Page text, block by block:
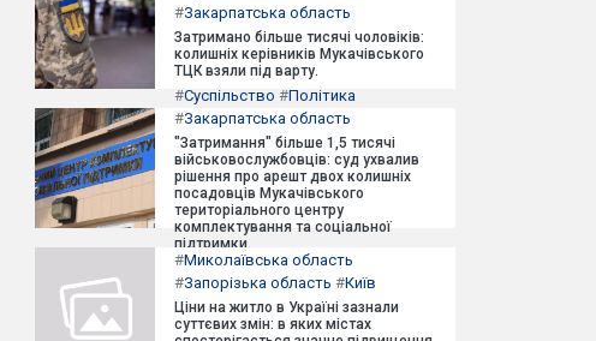
#Закарпатська область
Затримано більше тисячі чоловіків:
колишніх керівників Мукачівського
ТЦК взяли під варту.
#Суспільство #Політика
#Закарпатська область
"Затримання" більше 1,5 тисячі
військовослужбовців: суд ухвалив
рішення про арешт двох колишніх
посадовців Мукачівського
територіального центру
комплектування та соціальної
підтримки.
#Миколаївська область
#Запорізька область #Київ
Ціни на житло в Україні зазнали
суттєвих змін: в яких містах